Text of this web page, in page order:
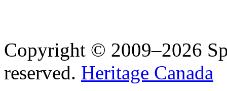
Copyright © 2009–2026
reserved. Heritage Canada